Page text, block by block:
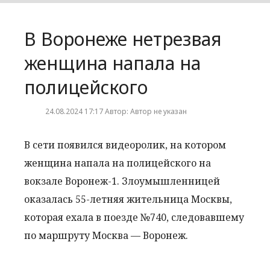
Происшествия
В Воронеже нетрезвая
женщина напала на
полицейского
24.08.2024 17:17 Автор: Автор не указан
В сети появился видеоролик, на котором
женщина напала на полицейского на
вокзале Воронеж-1. Злоумышленницей
оказалась 55-летняя жительница Москвы,
которая ехала в поезде №740, следовавшему
по маршруту Москва — Воронеж.